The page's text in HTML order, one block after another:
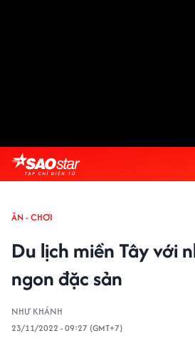
ĂN - CHƠI
Du lịch miền Tây với
ngon đặc sản
NHƯ KHÁNH
23/11/2022 - 09:27 (GMT+7)